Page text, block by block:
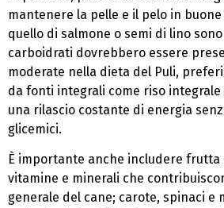
mantenere la pelle e il pelo in
quello di salmone o semi di lino
carboidrati dovrebbero essere
moderate nella dieta del Puli,
da fonti integrali come riso
una rilascio costante di energia
glicemici.
È importante anche includere frutta
vitamine e minerali che
generale del cane; carote, spinaci e